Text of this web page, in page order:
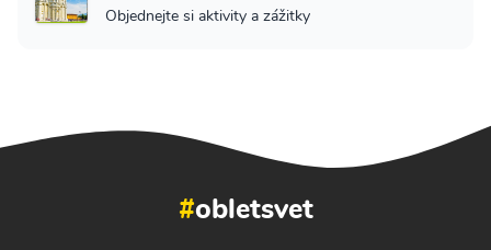
Objednejte si aktivity a zážitky
#obletsvet